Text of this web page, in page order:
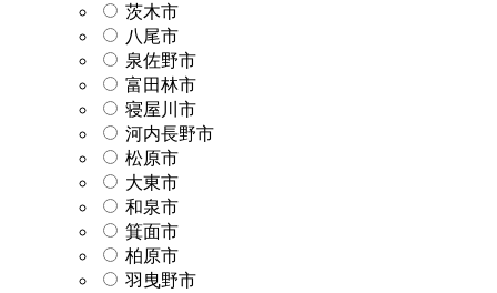
茨木市
八尾市
泉佐野市
富田林市
寝屋川市
河内長野市
松原市
大東市
和泉市
箕面市
柏原市
羽曳野市